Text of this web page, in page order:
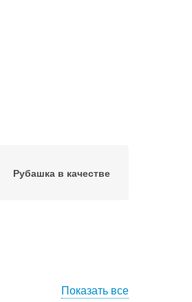
Рубашка в качестве
Показать все